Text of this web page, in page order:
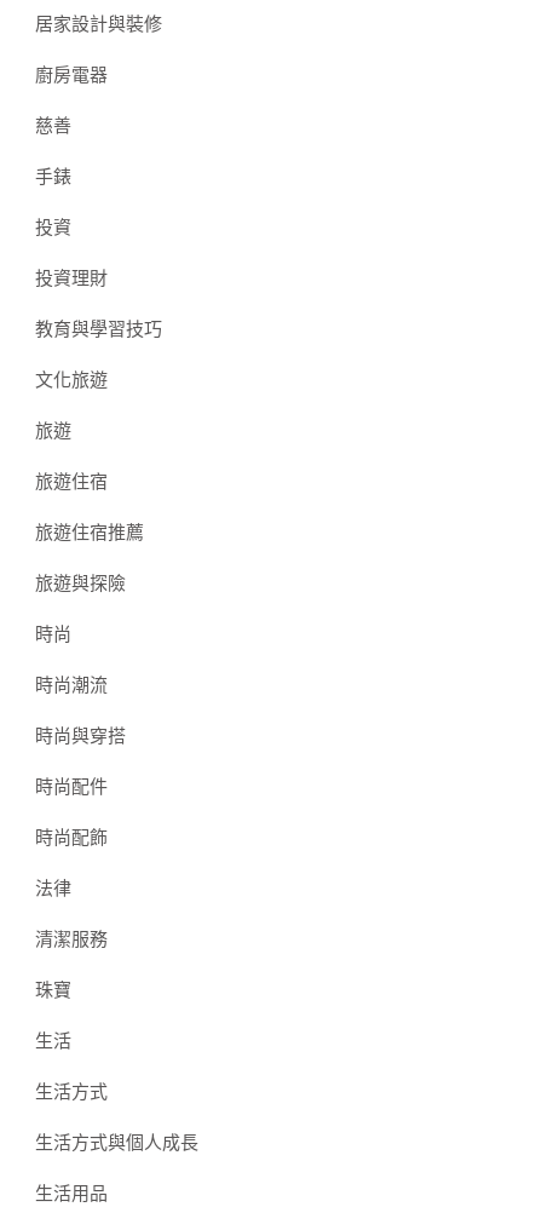
居家設計與裝修
廚房電器
慈善
手錶
投資
投資理財
教育與學習技巧
文化旅遊
旅遊
旅遊住宿
旅遊住宿推薦
旅遊與探險
時尚
時尚潮流
時尚與穿搭
時尚配件
時尚配飾
法律
清潔服務
珠寶
生活
生活方式
生活方式與個人成長
生活用品